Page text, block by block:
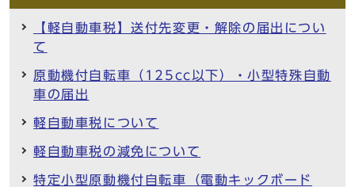
【軽自動車税】送付先変更・解除の届出につい
て
原動機付自転車（125cc以下）・小型特殊自動
車の届出
軽自動車税について
軽自動車税の減免について
特定小型原動機付自転車（電動キックボード